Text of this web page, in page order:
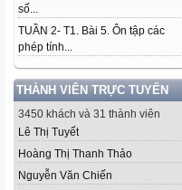
số...
TUẦN 2- T1. Bài 5. Ôn tập các
phép tính...
THÀNH VIÊN TRỰC TUYẾN
3450 khách và 31 thành viên
Lê Thị Tuyết
Hoàng Thị Thanh Thảo
Nguyễn Văn Chiến